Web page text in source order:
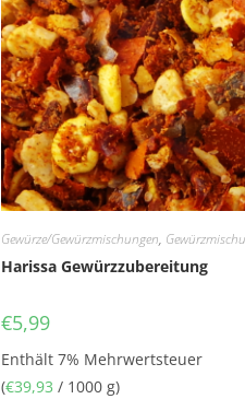
Gewürze/Gewürzmischungen,
Harissa Gewürzzubereitung
€5,99
Enthält 7% Mehrwertsteuer
(€39,93 / 1000 g)